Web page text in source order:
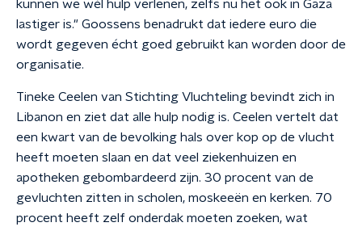
kunnen we wél hulp verlenen, zelfs nu het ook in Gaza
lastiger is." Goossens benadrukt dat iedere euro die
wordt gegeven écht goed gebruikt kan worden door de
organisatie.
Tineke Ceelen van Stichting Vluchteling bevindt zich in
Libanon en ziet dat alle hulp nodig is. Ceelen vertelt dat
een kwart van de bevolking hals over kop op de vlucht
heeft moeten slaan en dat veel ziekenhuizen en
apotheken gebombardeerd zijn. 30 procent van de
gevluchten zitten in scholen, moskeeën en kerken. 70
procent heeft zelf onderdak moeten zoeken, wat